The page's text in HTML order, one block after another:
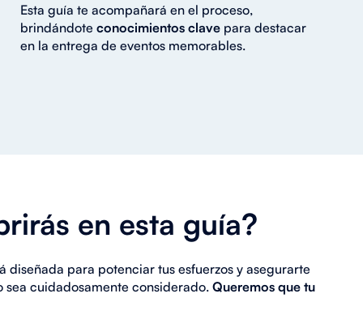
Esta guía te acompañará en el proceso,
brindándoteconocimientos clave para destacar
en la entrega de eventos memorables.
en esta guía?
diseñada para potenciar tus esfuerzos y asegurarte
cuidadosamente considerado. Queremos que tu